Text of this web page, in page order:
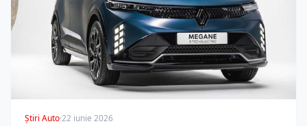
Știri Auto·22 iunie 2026